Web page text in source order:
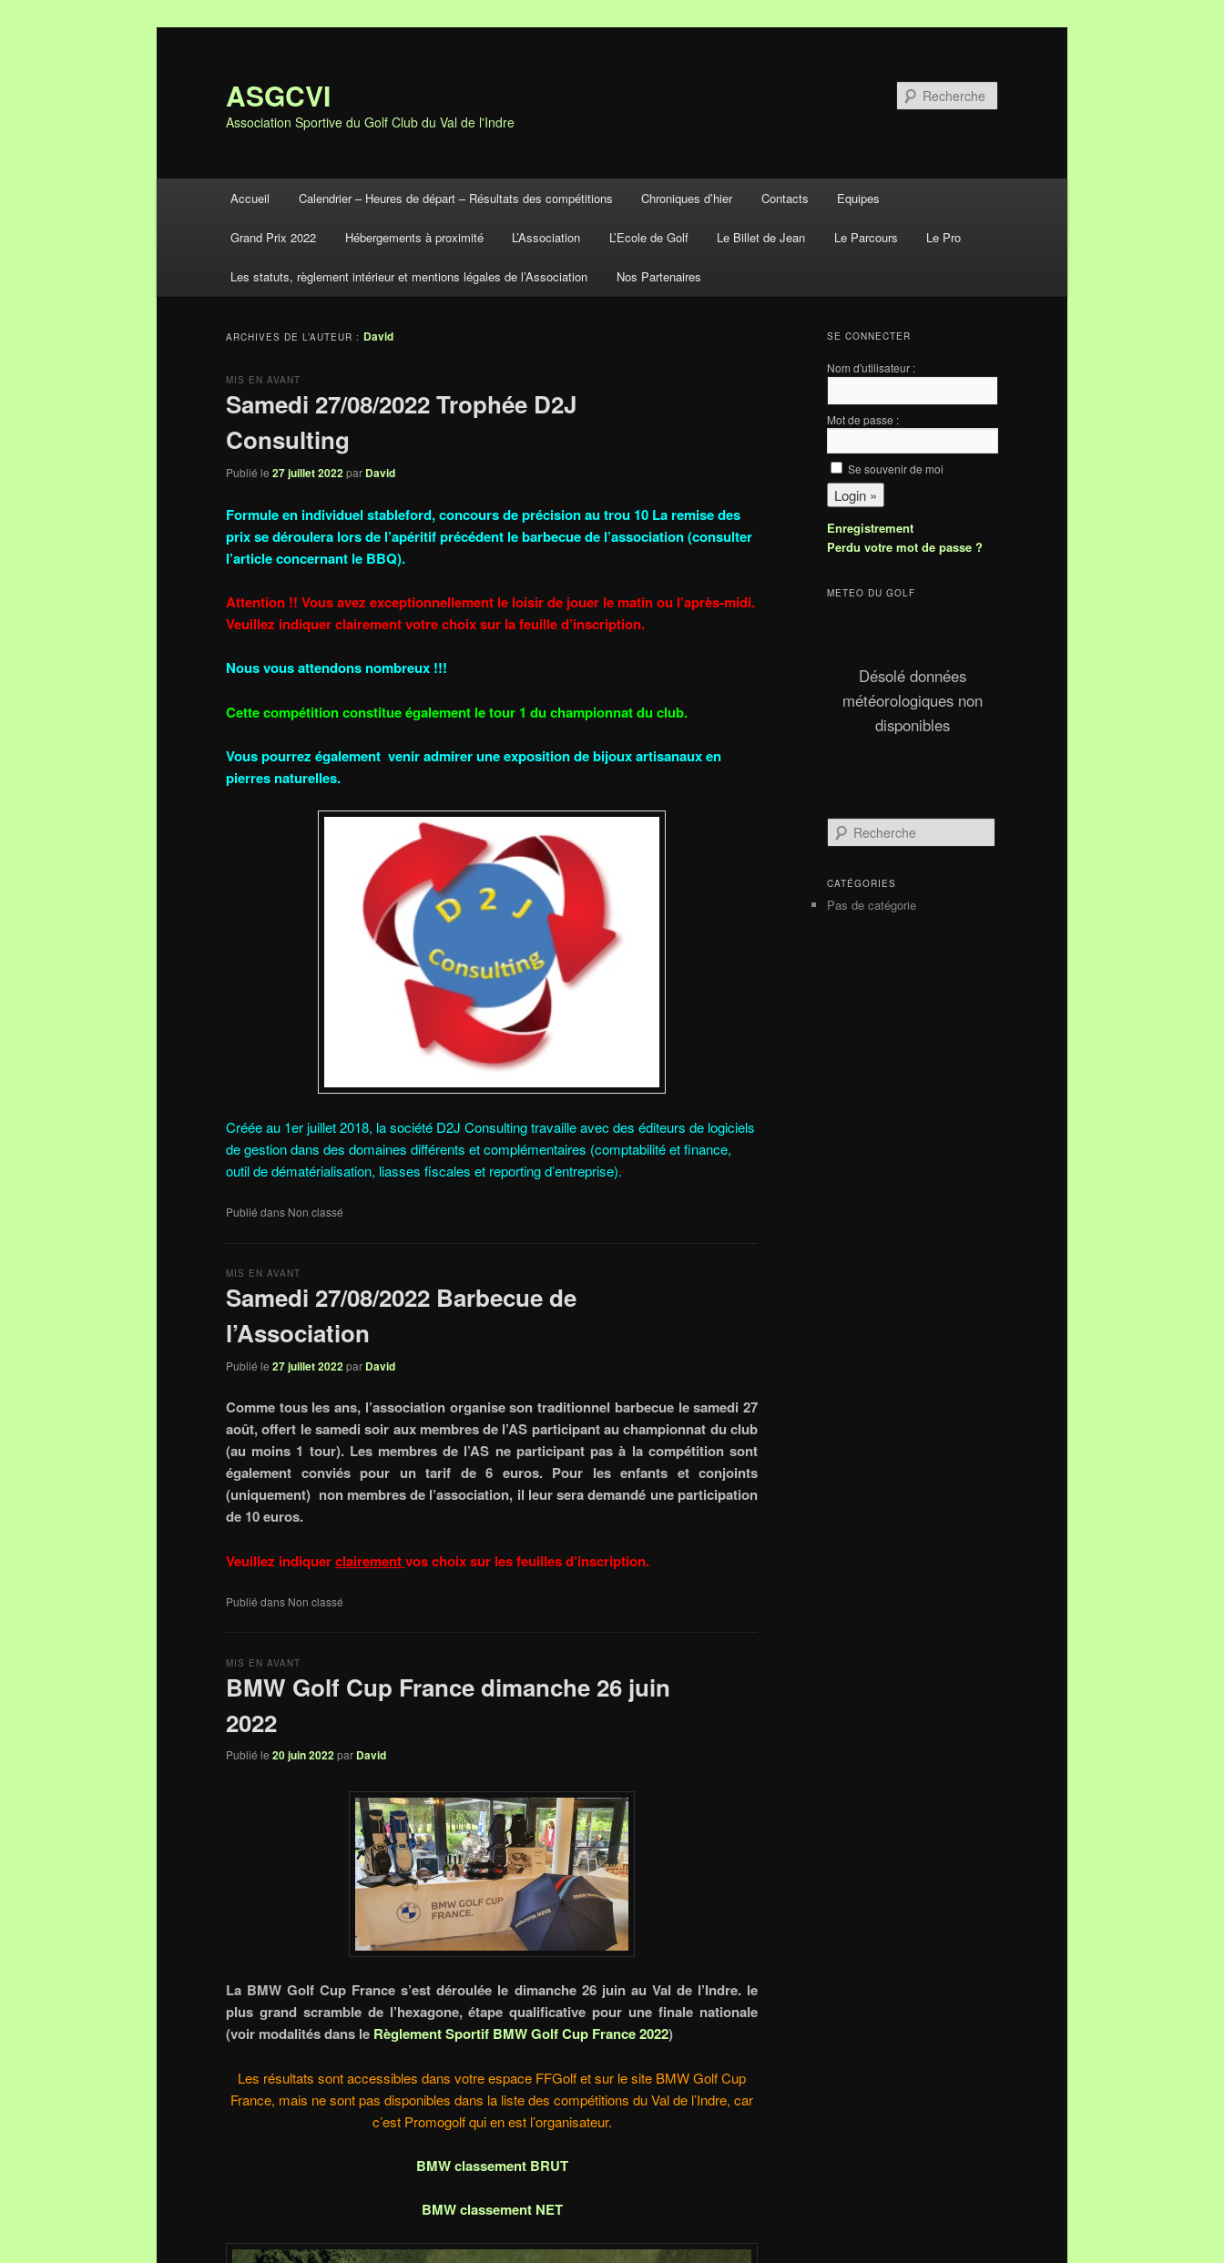
ASGCVI
Association Sportive du Golf Club du Val de l'Indre
Aller au contenu principal
Aller au contenu secondaire
Accueil Calendrier – Heures de départ – Résultats des compétitions Chroniques d’hier Contacts Equipes
Grand Prix 2022 Hébergements à proximité L’Association L’Ecole de Golf Le Billet de Jean Le Parcours Le Pro
Les statuts, règlement intérieur et mentions légales de l’Association Nos Partenaires
ARCHIVES DE L’AUTEUR : David
Samedi 27/08/2022 Trophée D2J
Consulting
MIS EN AVANT
Publié le 27 juillet 2022par David
Formule en individuel stableford, concours de précision au trou 10 La remise des
prix se déroulera lors de l’apéritifprécédent le barbecue de l’association (consulter
l’article concernant le BBQ).
Attention !! Vous avez exceptionnellement le loisir de jouer le matin ou l’après-midi.
Veuillez indiquer clairement votre choix sur la feuille d’inscription.
Nous vous attendons nombreux !!!
Cette compétition constitue également le tour 1 du championnat du club.
Vous pourrez également venir admirer une exposition de bijoux artisanaux en
pierres naturelles.
Créée au 1er juillet 2018, la société D2J Consulting travaille avec des éditeurs de logiciels
de gestion dans des domaines différents et complémentaires (comptabilité et finance,
outil de dématérialisation, liasses fiscales et reporting d’entreprise).
Publié dans Non classé
Samedi 27/08/2022 Barbecue de
l’Association
MIS EN AVANT
Publié le 27 juillet 2022par David
Comme tous les ans, l’association organise son traditionnel barbecue le samedi 27
août, offert le samedi soir aux membres de l’AS participant au championnat du club
(au moins 1 tour). Les membres de l’AS ne participant pas à la compétition sont
également conviés pour un tarif de 6 euros. Pour les enfants et conjoints
(uniquement) non membres de l’association, il leur sera demandé une participation
de 10 euros.
Veuillez indiquerclairementvos choix sur les feuilles d’inscription.
Publié dans Non classé
BMW Golf Cup France dimanche 26 juin
2022
MIS EN AVANT
Publié le 20 juin 2022par David
La BMW Golf Cup Frances’est déroulée le dimanche 26 juin au Val de l’Indre.le
plus grand scramble de l’hexagone, étape qualificative pour une finale nationale
(voir modalités dans le Règlement Sportif BMW Golf Cup France 2022)
Les résultats sont accessibles dans votre espace FFGolf et sur le site BMW Golf Cup
France, mais ne sont pas disponibles dans la liste des compétitions du Val de l’Indre, car
c’est Promogolf qui en est l’organisateur.
BMW classement BRUT
BMW classement NET
SE CONNECTER
Nom d'utilisateur :
Mot de passe :
Se souvenir de moi
Enregistrement
Perdu votre mot de passe ?
METEO DU GOLF
Désolé données
météorologiques non
disponibles
Recherche
CATÉGORIES
Pas de catégorie